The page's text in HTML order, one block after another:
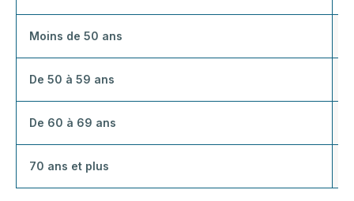
Moins de 50 ans
De 50 à 59 ans
De 60 à 69 ans
70 ans et plus